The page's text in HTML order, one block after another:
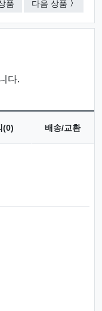
품 송월타월+송월우산 2P
다음 상품 송월타
다.
(0) 배송/교환